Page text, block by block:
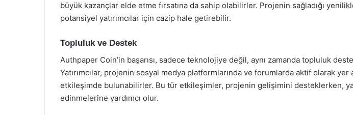
büyük kazançlar elde etme fırsatına da sahip olabilirler. Projenin sağladığı
potansiyel yatırımcılar için cazip hale getirebilir.
Topluluk ve Destek
Authpaper Coin’in başarısı, sadece teknolojiye değil, aynı zamanda topluluk
Yatırımcılar, projenin sosyal medya platformlarında ve forumlarda aktif olarak
etkileşimde bulunabilirler. Bu tür etkileşimler, projenin gelişimini desteklerken,
edinmelerine yardımcı olur.